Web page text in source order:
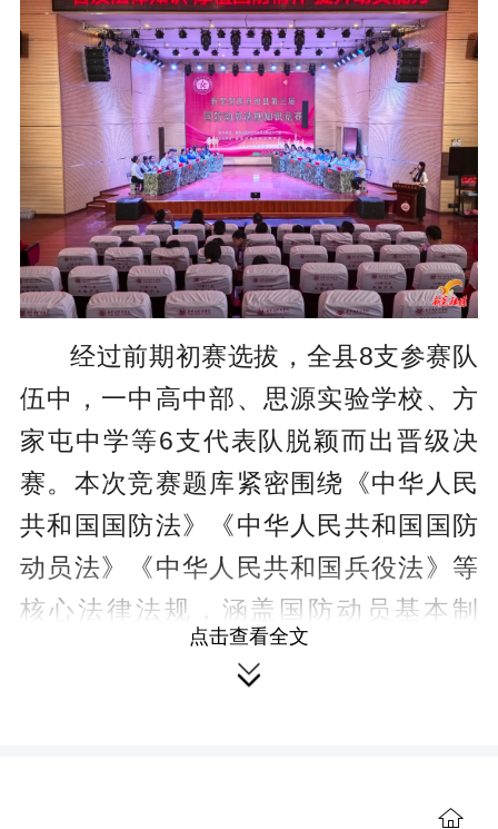
经过前期初赛选拔，全县8支参赛队
伍中，一中高中部、思源实验学校、方
家屯中学等6支代表队脱颖而出晋级决
赛。本次竞赛题库紧密围绕《中华人民
共和国国防法》《中华人民共和国国防
动员法》《中华人民共和国兵役法》等
核心法律法规，涵盖国防动员基本制
度、公民国防义务、应急应战处置、拥
军优属政策等重点内容，兼具知识性、
点击查看全文
